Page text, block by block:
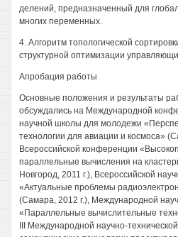
делений, предназначенный для
многих переменных.
4. Алгоритм топологической
структурной оптимизации
Апробация работы
Основные положения и результаты
обсуждались на Международной
научной школы для молодежи
технологии для авиации и космоса»
Всероссийской конференции
параллельные вычисления на
Новгород, 2011 г.), Всероссийской
«Актуальные проблемы
(Самара, 2012 г.), Международной
«Параллельные вычислительные
III Международной научно-